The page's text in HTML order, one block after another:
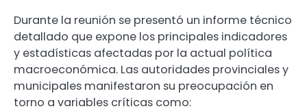
Durante la reunión se presentó un informe técnico
detallado que expone los principales indicadores
y estadísticas afectadas por la actual política
macroeconómica. Las autoridades provinciales y
municipales manifestaron su preocupación en
torno a variables críticas como: